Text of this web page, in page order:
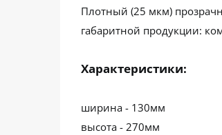
Плотный (25 мкм)
габаритной продукции:
Характеристики:
ширина - 130мм
высота - 270мм